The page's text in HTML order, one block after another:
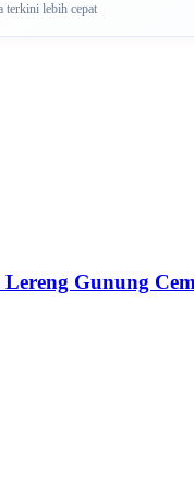
terkini lebih cepat
Gunung